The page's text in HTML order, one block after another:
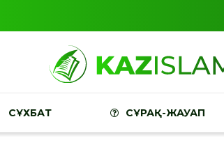
СҰХБАТ СҰРАҚ-ЖАУАП